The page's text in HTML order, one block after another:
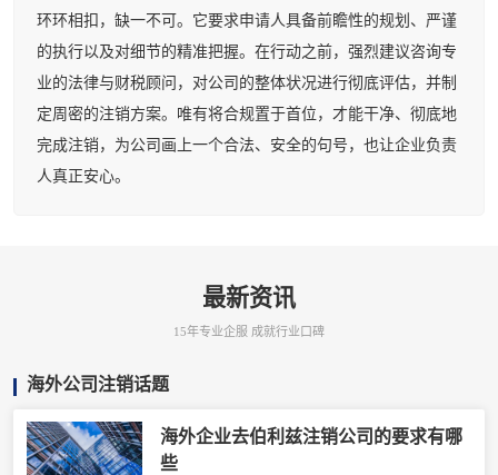
环环相扣，缺一不可。它要求申请人具备前瞻性的规划、严谨
的执行以及对细节的精准把握。在行动之前，强烈建议咨询专
业的法律与财税顾问，对公司的整体状况进行彻底评估，并制
定周密的注销方案。唯有将合规置于首位，才能干净、彻底地
完成注销，为公司画上一个合法、安全的句号，也让企业负责
人真正安心。
最新资讯
15年专业企服 成就行业口碑
海外公司注销话题
海外企业去伯利兹注销公司的要求有哪
些